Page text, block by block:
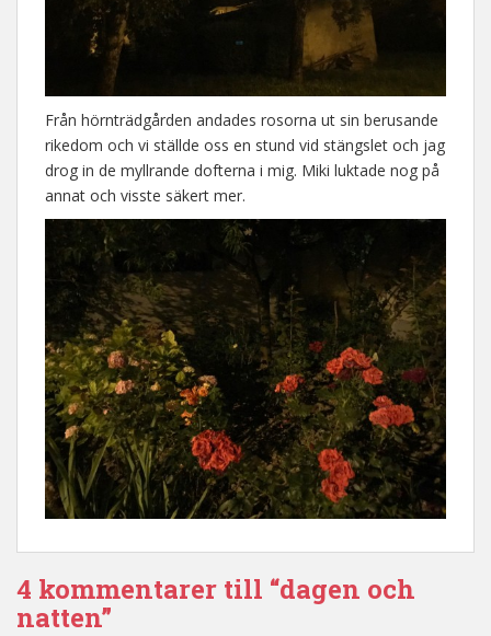
Från hörnträdgården andades rosorna ut sin berusande
rikedom och vi ställde oss en stund vid stängslet och jag
drog in de myllrande dofterna i mig. Miki luktade nog på
annat och visste säkert mer.
4 kommentarer till “dagen och
natten”